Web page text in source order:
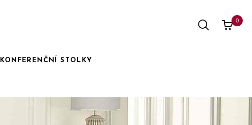
KONFERENČNÍ STOLKY
0